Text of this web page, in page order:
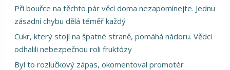
Při bouřce na těchto pár věcí doma nezapomínejte. Jednu
zásadní chybu dělá téměř každý
Cukr, který stojí na špatné straně, pomáhá nádoru. Vědci
odhalili nebezpečnou roli fruktózy
Byl to rozlučkový zápas, okomentoval promotér